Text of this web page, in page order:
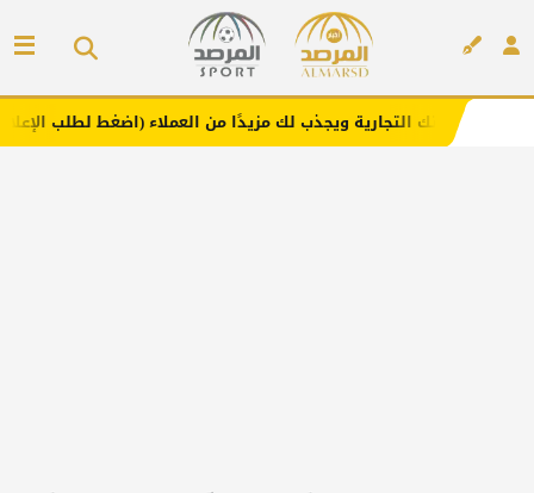
ويجذب لك مزيدًا من العملاء (اضغط لطلب الإعلان)